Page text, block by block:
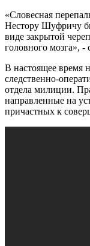
«Словесная
Нестору Шуфричу
виде закрытой
головного мозга»,
В настоящее время
следственно-
отдела милиции.
направленные на
причастных к